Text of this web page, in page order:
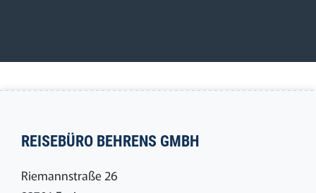
REISEBÜRO BEHRENS GMBH
Riemannstraße 26